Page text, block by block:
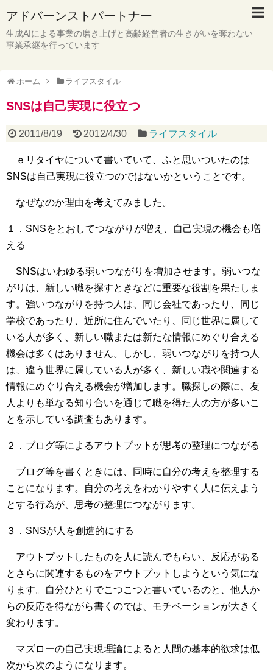
アドバーンストパートナー
生成AIによる事業の磨き上げと高齢経営者の生きがいを奪わない
事業承継を行っています
ホーム ライフスタイル
SNSは自己実現に役立つ
2011/8/19 2012/4/30 ライフスタイル
ｅリタイヤについて書いていて、ふと思いついたのは
SNSは自己実現に役立つのではないかということです。
なぜなのか理由を考えてみました。
１．SNSをとおしてつながりが増え、自己実現の機会も増
える
SNSはいわゆる弱いつながりを増加させます。弱いつな
がりは、新しい職を探すときなどに重要な役割を果たしま
す。強いつながりを持つ人は、同じ会社であったり、同じ
学校であったり、近所に住んでいたり、同じ世界に属して
いる人が多く、新しい職または新たな情報にめぐり合える
機会は多くはありません。しかし、弱いつながりを持つ人
は、違う世界に属している人が多く、新しい職や関連する
情報にめぐり合える機会が増加します。職探しの際に、友
人よりも単なる知り合いを通じて職を得た人の方が多いこ
とを示している調査もあります。
２．ブログ等によるアウトプットが思考の整理につながる
ブログ等を書くときには、同時に自分の考えを整理する
ことになります。自分の考えをわかりやすく人に伝えよう
とする行為が、思考の整理につながります。
３．SNSが人を創造的にする
アウトプットしたものを人に読んでもらい、反応がある
とさらに関連するものをアウトプットしようという気にな
ります。自分ひとりでこつこつと書いているのと、他人か
らの反応を得ながら書くのでは、モチベーションが大きく
変わります。
マズローの自己実現理論によると人間の基本的欲求は低
次から次のようになります。